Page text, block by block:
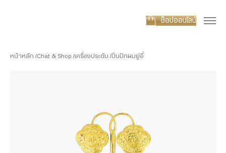
ช็อปออนไลน์
หน้าหลัก Chat & Shop เครื่องประดับ ปิ่นปักผมยู่อี่